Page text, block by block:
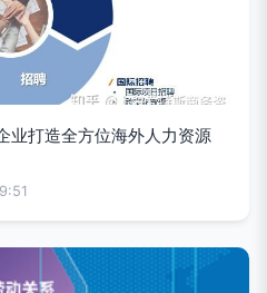
打造全方位海外人力资源